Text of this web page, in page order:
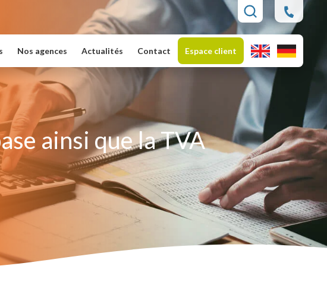
Nos agences Actualités Contact Espace client
ainsi que la TVA